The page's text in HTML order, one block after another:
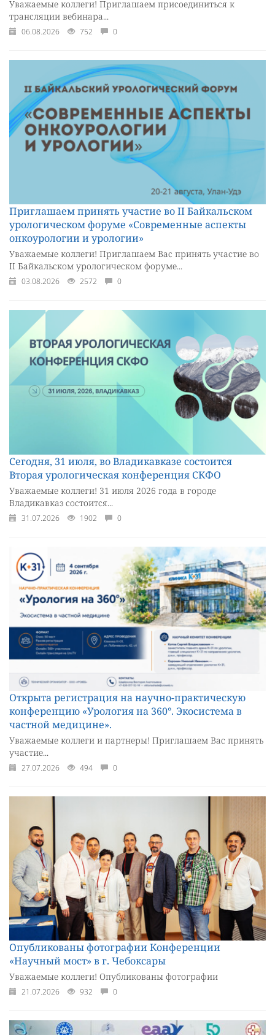
Уважаемые коллеги! Приглашаем присоединиться к
трансляции вебинара...
06.08.2026 752 0
Приглашаем принять участие во II Байкальском
урологическом форуме «Современные аспекты
онкоурологии и урологии»
Уважаемые коллеги! Приглашаем Вас принять участие во
II Байкальском урологическом форуме...
03.08.2026 2572 0
Сегодня, 31 июля, во Владикавказе состоится
Вторая урологическая конференция СКФО
Уважаемые коллеги! 31 июля 2026 года в городе
Владикавказ состоится...
31.07.2026 1902 0
Открыта регистрация на научно-практическую
конференцию «Урология на 360°. Экосистема в
частной медицине».
Уважаемые коллеги и партнеры! Приглашаем Вас принять
участие...
27.07.2026 494 0
Опубликованы фотографии Конференции
«Научный мост» в г. Чебоксары
Уважаемые коллеги! Опубликованы фотографии
21.07.2026 932 0